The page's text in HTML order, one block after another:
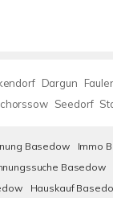
Dargun
Seedorf
Basedow Immo
Basedow
Hauskauf